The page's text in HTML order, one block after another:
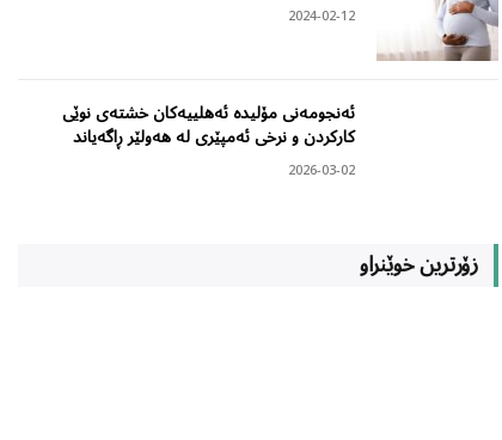
2024-02-12
ئەنجومەنی مۆلیدە ئەهلییەکان خشتەی نوێی
کارکردن و نرخی ئەمپێری لە هەولێر ڕاگەیاند
2026-03-02
زۆرترین خوێنراو